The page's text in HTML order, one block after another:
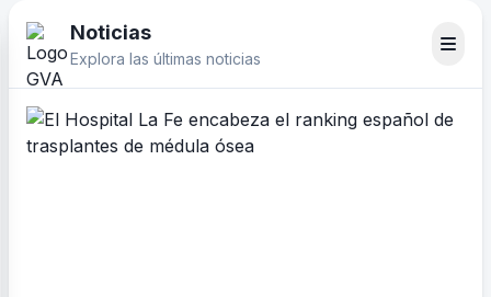
Noticias
Explora las últimas noticias